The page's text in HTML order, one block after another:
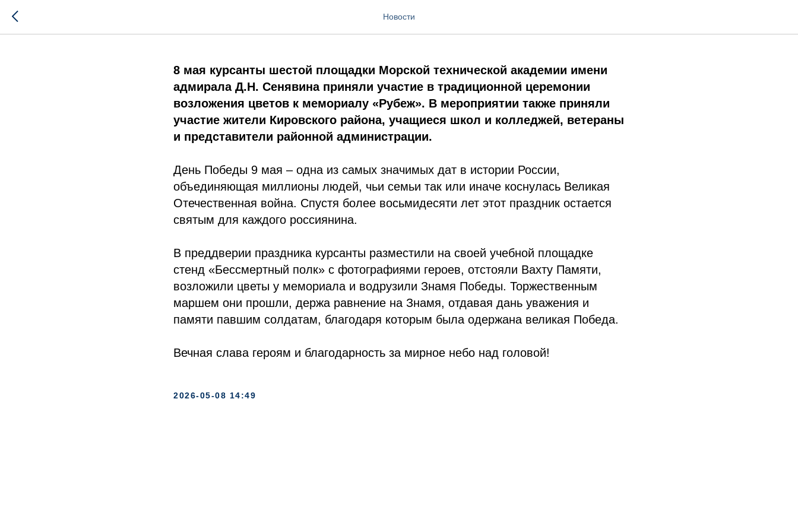
Новости
8 мая курсанты шестой площадки Морской технической академии имени
адмирала Д.Н. Сенявина приняли участие в традиционной церемонии
возложения цветов к мемориалу «Рубеж». В мероприятии также приняли
участие жители Кировского района, учащиеся школ и колледжей, ветераны
и представители районной администрации.
День Победы 9 мая – одна из самых значимых дат в истории России,
объединяющая миллионы людей, чьи семьи так или иначе коснулась Великая
Отечественная война. Спустя более восьмидесяти лет этот праздник остается
святым для каждого россиянина.
В преддверии праздника курсанты разместили на своей учебной площадке
стенд «Бессмертный полк» с фотографиями героев, отстояли Вахту Памяти,
возложили цветы у мемориала и водрузили Знамя Победы. Торжественным
маршем они прошли, держа равнение на Знамя, отдавая дань уважения и
памяти павшим солдатам, благодаря которым была одержана великая Победа.
Вечная слава героям и благодарность за мирное небо над головой!
2026-05-08 14:49